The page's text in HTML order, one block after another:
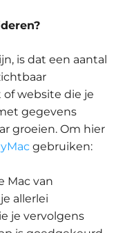
is dat een aantal
website die je
gegevens
groeien. Om hier
gebruiken:
Mac van
allerlei
je vervolgens